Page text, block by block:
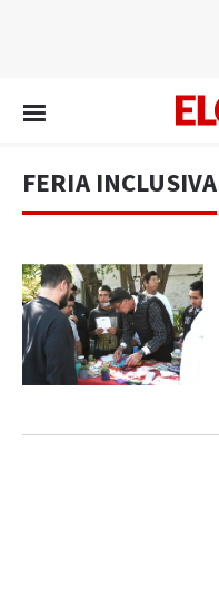
FERIA INCLUSIVA